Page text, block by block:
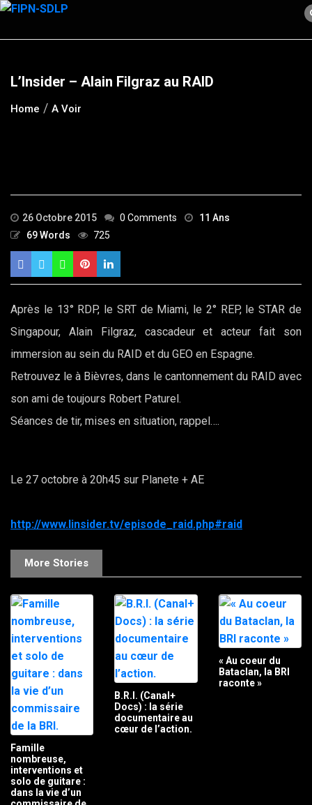
Skip
content
L’Insider – Alain Filgraz au RAID
Home A Voir
26 Octobre 2015 0 Comments
11 Ans
69 Words
725
Après le 13° RDP, le SRT de Miami, le 2° REP, le STAR de
Singapour, Alain Filgraz, cascadeur et acteur fait son
immersion au sein du RAID et du GEO en Espagne.
Retrouvez le à Bièvres, dans le cantonnement du RAID avec
son ami de toujours Robert Paturel.
Séances de tir, mises en situation, rappel….
Le 27 octobre à 20h45 sur Planete + AE
http://www.linsider.tv/episode_raid.php#raid
More Stories
Famille
nombreuse,
interventions et
solo de guitare :
dans la vie d’un
B.R.I. (Canal+
Docs) : la série
documentaire au
cœur de l’action.
« Au coeur du
Bataclan, la BRI
raconte »